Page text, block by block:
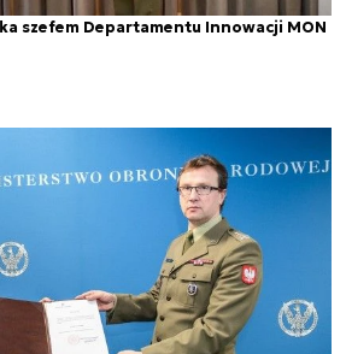
szefem Departamentu Innowacji MON